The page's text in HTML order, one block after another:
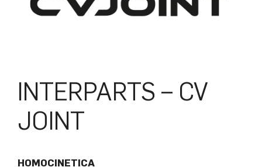
INTERPARTS – CV
JOINT
HOMOCINETICA